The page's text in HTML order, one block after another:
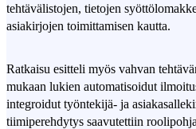
tehtävälistojen, tietojen
asiakirjojen toimittamisen kautta.
Ratkaisu esitteli myös vahvan
mukaan lukien automatisoidut
integroidut työntekijä- ja
tiimiperehdytys saavutettiin